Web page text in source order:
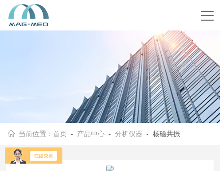
当前位置：首页 - 产品中心 -分析仪器 - 核磁共振